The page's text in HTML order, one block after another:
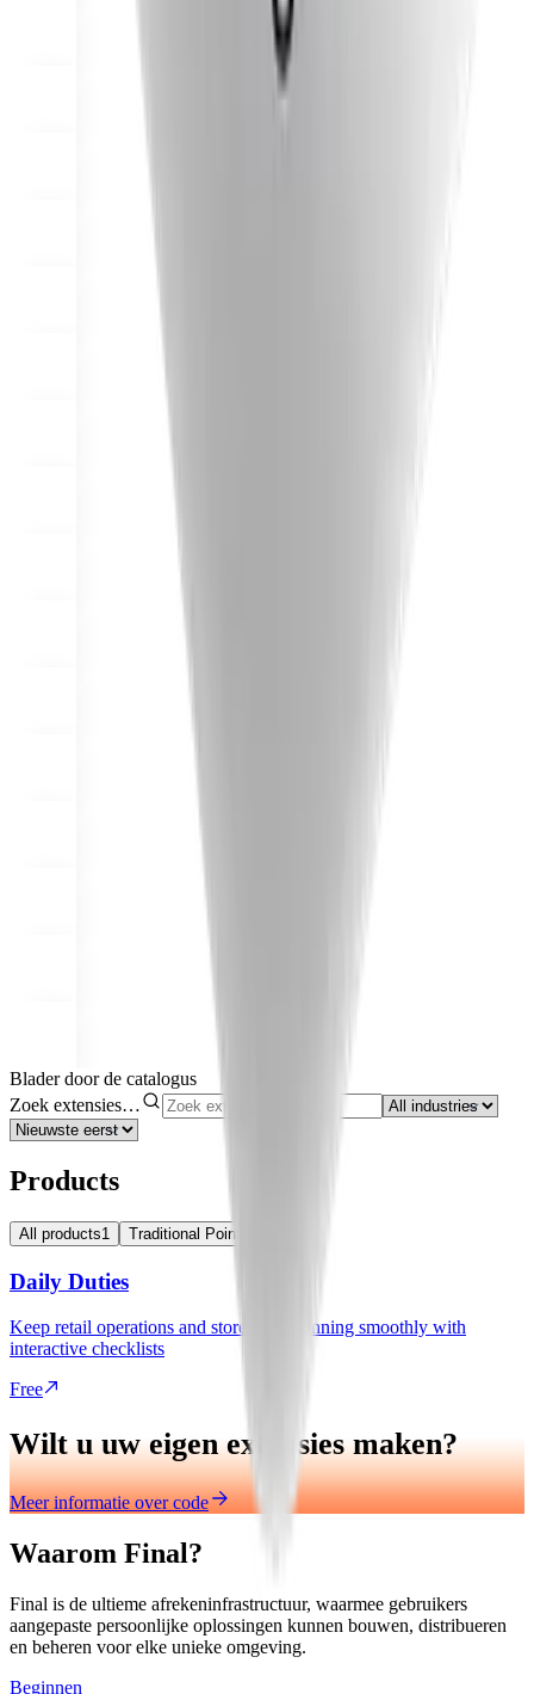
Blader door de catalogus
Zoek extensies…
Products
All products1 Traditional Point of Sale
Daily Duties
Keep retail operations and store shifts running smoothly with
interactive checklists
Free
Wilt u uw eigen extensies maken?
Meer informatie over code
Waarom Final?
Final is de ultieme afrekeninfrastructuur, waarmee gebruikers
aangepaste persoonlijke oplossingen kunnen bouwen, distribueren
en beheren voor elke unieke omgeving.
Beginnen